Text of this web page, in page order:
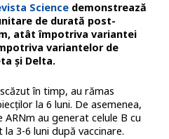
Sciencedemonstrează
de durată post-
atât împotriva variantei
variantelor de
și Delta.
în timp, au rămas
la 6 luni. De asemenea,
au generat celule B cu
3-6 luni după vaccinare.